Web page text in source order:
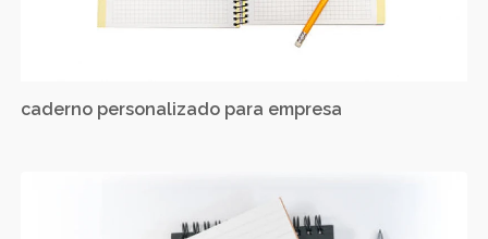
caderno personalizado para empresa